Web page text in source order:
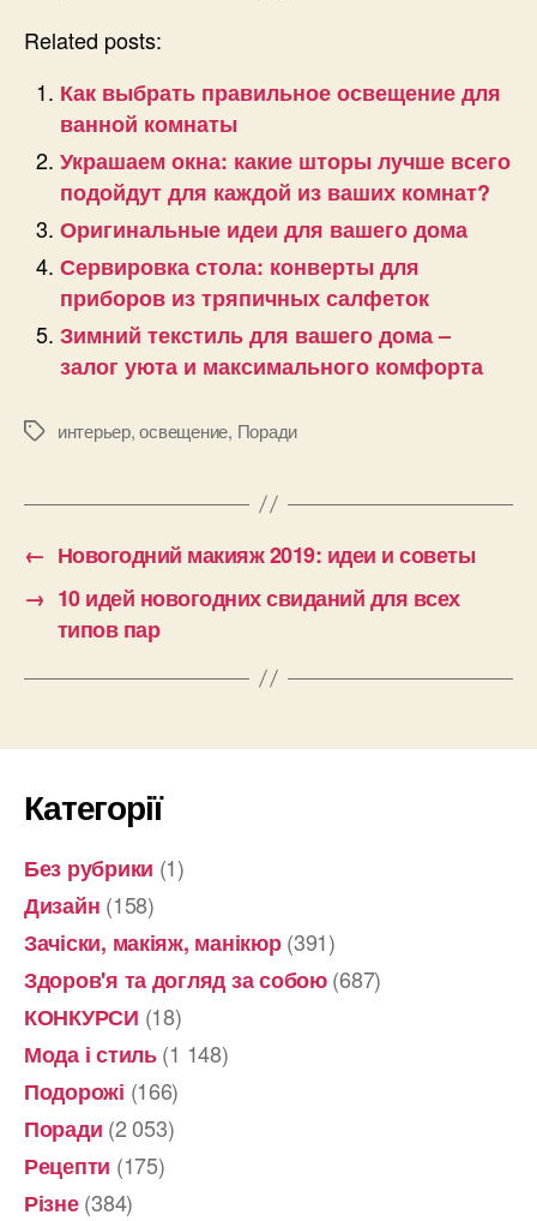
Related posts:
Как выбрать правильное освещение для
ванной комнаты
Украшаем окна: какие шторы лучше всего
подойдут для каждой из ваших комнат?
Оригинальные идеи для вашего дома
Сервировка стола: конверты для
приборов из тряпичных салфеток
Зимний текстиль для вашего дома –
залог уюта и максимального комфорта
Позначки
интерьер,освещение, Поради
← Новогодний макияж 2019: идеи и советы
→ 10 идей новогодних свиданий для всех
типов пар
Категорії
Без рубрики (1)
Дизайн (158)
Зачіски, макіяж, манікюр(391)
Здоров'я та догляд за собою(687)
КОНКУРСИ (18)
Мода і стиль(1 148)
Подорожі (166)
Поради (2 053)
Рецепти (175)
Різне(384)